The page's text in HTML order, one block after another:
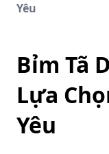
Yêu
Bỉm Tã
Lựa
Yêu